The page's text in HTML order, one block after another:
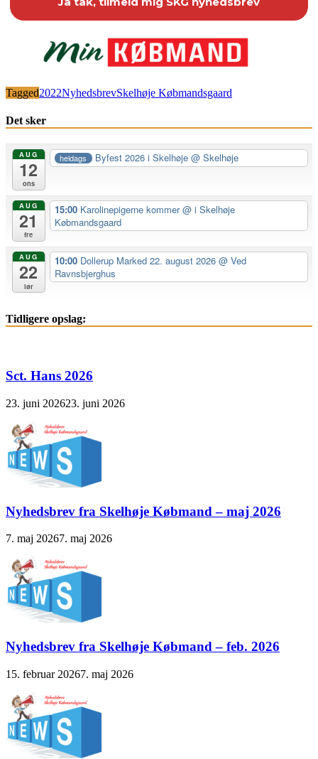
Tagged2022NyhedsbrevSkelhøje Købmandsgaard
Det sker
AUG
12
ons
heldags Byfest 2026 i Skelhøje@ Skelhøje
AUG
21
fre
15:00 Karolinepigerne kommer@ i Skelhøje
Købmandsgaard
AUG
22
lør
10:00 Dollerup Marked 22. august 2026 @ Ved
Ravnsbjerghus
Tidligere opslag:
Sct. Hans 2026
23. juni 202623. juni 2026
Nyhedsbrev fra Skelhøje Købmand – maj 2026
7. maj 20267. maj 2026
Nyhedsbrev fra Skelhøje Købmand – feb. 2026
15. februar 20267. maj 2026